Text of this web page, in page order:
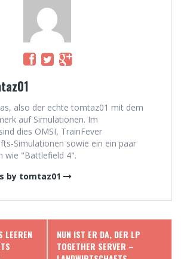
also der echte tomtaz01 mit dem
auf Simulationen. Im
dies OMSI, TrainFever
Simulationen sowie ein ein paar
wie "Battlefield 4".
by tomtaz01
LEEREN
NUN IST ER DA, DER LP
TOGETHER SERVER –